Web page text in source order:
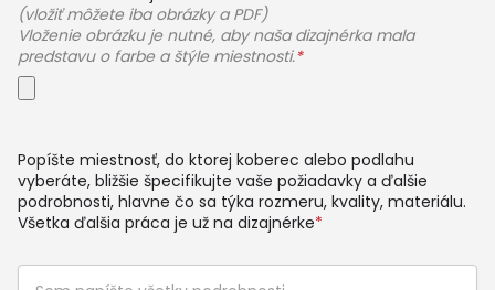
(vložiť môžete iba obrázky a PDF)
Vloženie obrázku je nutné, aby naša dizajnérka mala
predstavu o farbe a štýle miestnosti.*
Popíšte miestnosť, do ktorej koberec alebo podlahu
vyberáte, bližšie špecifikujte vaše požiadavky a ďalšie
podrobnosti, hlavne čo sa týka rozmeru, kvality, materiálu.
Všetka ďalšia práca je už na dizajnérke*